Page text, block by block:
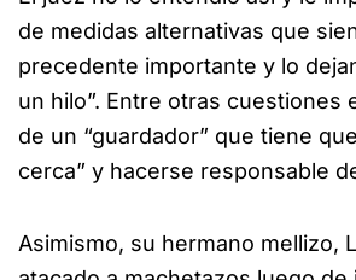
de medidas alternativas que
precedente importante y lo
un hilo”. Entre otras cuestiones
de un “guardador” que tiene
cerca” y hacerse responsable
Asimismo, su hermano mellizo,